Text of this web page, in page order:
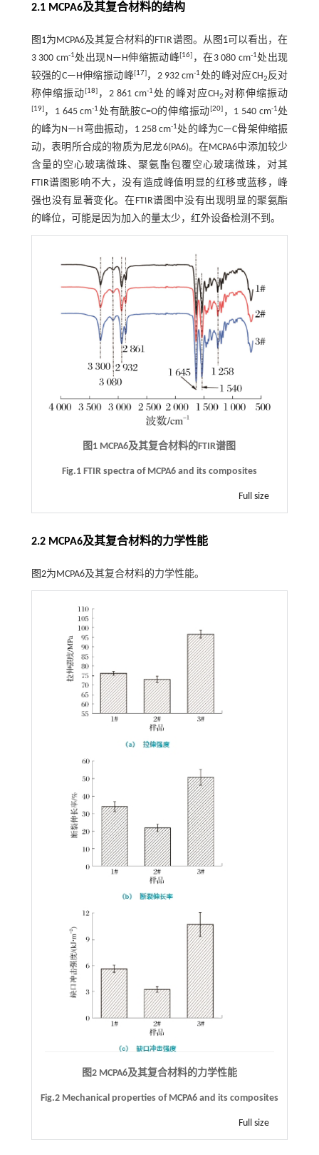
2.1 MCPA6及其复合材料的结构
图1为MCPA6及其复合材料的FTIR谱图。从图1可以看出，在
3 300 cm-1处出现N—H伸缩振动峰[16] ，在3 080 cm-1处出现
较强的C—H伸缩振动峰[17]，2 932 cm-1处的峰对应CH2反对
称伸缩振动[18] ，2 861 cm-1处的峰对应CH2 对称伸缩振动
[19]，1 645 cm-1处有酰胺C=O的伸缩振动[20]，1 540 cm-1处
的峰为N—H弯曲振动，1 258 cm-1处的峰为C—C骨架伸缩振
动，表明所合成的物质为尼龙6(PA6)。在MCPA6中添加较少
含量的空心玻璃微珠、聚氨酯包覆空心玻璃微珠，对其
FTIR谱图影响不大，没有造成峰值明显的红移或蓝移，峰
强也没有显著变化。在FTIR谱图中没有出现明显的聚氨酯
的峰位，可能是因为加入的量太少，红外设备检测不到。
图1 MCPA6及其复合材料的FTIR谱图
Fig.1 FTIR spectra of MCPA6 and its composites
Full size
2.2 MCPA6及其复合材料的力学性能
图2为MCPA6及其复合材料的力学性能。
图2 MCPA6及其复合材料的力学性能
Fig.2 Mechanical properties of MCPA6 and its composites
Full size